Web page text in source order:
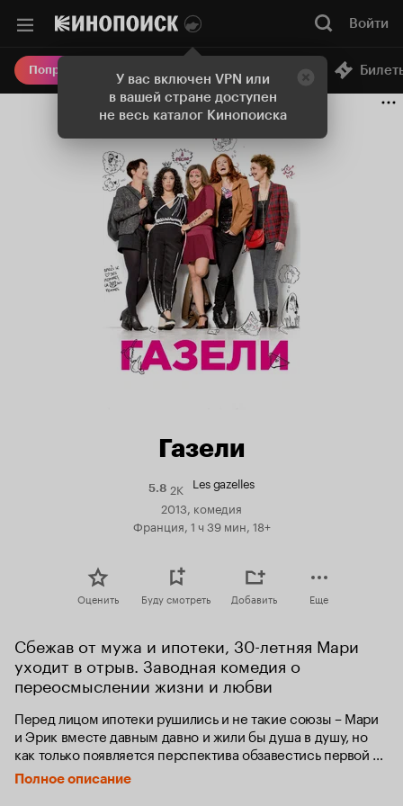
У вас включен VPN или
в вашей стране доступен
не весь каталог Кинопоиска
Войти
Попробовать Плюс Онлайн-кинотеатр
Газели
5.8Рейтинг
Кинопоиска
2K Les gazelles
2013, комедия
Франция, 1 ч 39 мин, 18+
Оценить Буду смотреть Добавить Еще
Сбежав от мужа и ипотеки, 30-летняя Мари
уходит в отрыв. Заводная комедия о
переосмыслении жизни и любви
Перед лицом ипотеки рушились и не такие союзы – Мари
и Эрик вместе давным давно и жили бы душа в душу, но
как только появляется перспектива обзавестись первой
квартирой в кредит, Мари теряет покой и бежит от
семейной рутины, куда глаза глядят. Она оставляет Эрика,
Полное описание